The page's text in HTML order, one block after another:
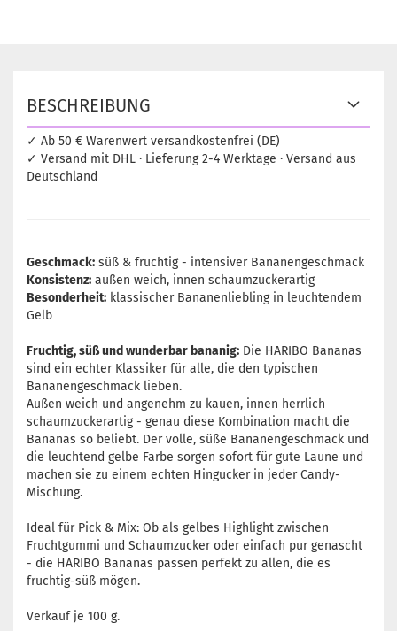
BESCHREIBUNG
✓ Ab 50 € Warenwert versandkostenfrei (DE)
✓ Versand mit DHL · Lieferung 2-4 Werktage · Versand aus
Deutschland
Geschmack: süß & fruchtig - intensiver Bananengeschmack
Konsistenz: außen weich, innen schaumzuckerartig
Besonderheit: klassischer Bananenliebling in leuchtendem
Gelb
Fruchtig, süß und wunderbar bananig: Die HARIBO Bananas
sind ein echter Klassiker für alle, die den typischen
Bananengeschmack lieben.
Außen weich und angenehm zu kauen, innen herrlich
schaumzuckerartig - genau diese Kombination macht die
Bananas so beliebt. Der volle, süße Bananengeschmack und
die leuchtend gelbe Farbe sorgen sofort für gute Laune und
machen sie zu einem echten Hingucker in jeder Candy-
Mischung.
Ideal für Pick & Mix: Ob als gelbes Highlight zwischen
Fruchtgummi und Schaumzucker oder einfach pur genascht
- die HARIBO Bananas passen perfekt zu allen, die es
fruchtig-süß mögen.
Verkauf je 100 g.